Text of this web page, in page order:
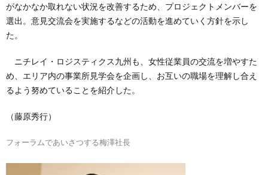
がなかなか取れない状況を改善するため、プロジェクトメンバーを
選出。意見交流会を実施するなどの活動を進めていく方針を示し
た。
ニチレイ・ロジスティクス九州も、女性従業員の交流を増やすた
め、エリア内の事業所見学会を企画し、お互いの職場を理解し合え
るよう努めていることを紹介した。
（藤原秀行）
フォーラムであいさつする梅澤社長